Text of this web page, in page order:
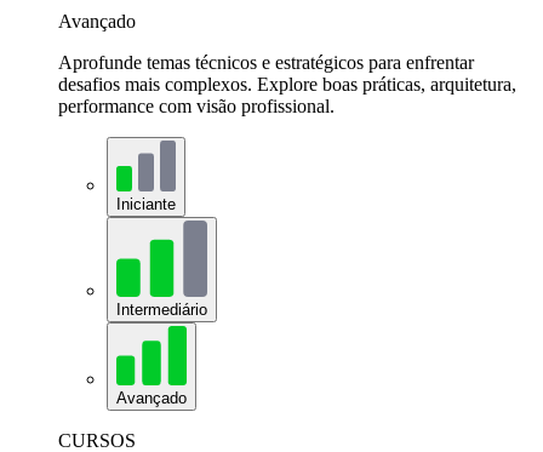
Avançado
Aprofunde temas técnicos e estratégicos para enfrentar
desafios mais complexos. Explore boas práticas, arquitetura,
performance com visão profissional.
Iniciante
Intermediário
Avançado
CURSOS